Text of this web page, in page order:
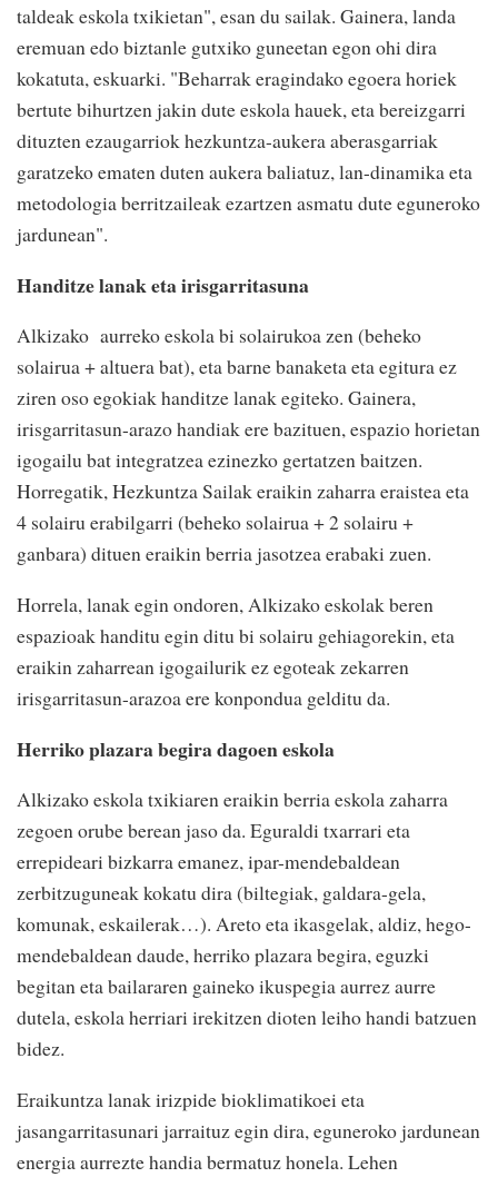
taldeak eskola txikietan", esan du sailak. Gainera, landa
eremuan edo biztanle gutxiko guneetan egon ohi dira
kokatuta, eskuarki. "Beharrak eragindako egoera horiek
bertute bihurtzen jakin dute eskola hauek, eta bereizgarri
dituzten ezaugarriok hezkuntza-aukera aberasgarriak
garatzeko ematen duten aukera baliatuz, lan-dinamika eta
metodologia berritzaileak ezartzen asmatu dute eguneroko
jardunean".
Handitze lanak eta irisgarritasuna
Alkizako aurreko eskola bi solairukoa zen (beheko
solairua + altuera bat), eta barne banaketa eta egitura ez
ziren oso egokiak handitze lanak egiteko. Gainera,
irisgarritasun-arazo handiak ere bazituen, espazio horietan
igogailu bat integratzea ezinezko gertatzen baitzen.
Horregatik, Hezkuntza Sailak eraikin zaharra eraistea eta
4 solairu erabilgarri (beheko solairua + 2 solairu +
ganbara) dituen eraikin berria jasotzea erabaki zuen.
Horrela, lanak egin ondoren, Alkizako eskolak beren
espazioak handitu egin ditu bi solairu gehiagorekin, eta
eraikin zaharrean igogailurik ez egoteak zekarren
irisgarritasun-arazoa ere konpondua gelditu da.
Herriko plazara begira dagoen eskola
Alkizako eskola txikiaren eraikin berria eskola zaharra
zegoen orube berean jaso da. Eguraldi txarrari eta
errepideari bizkarra emanez, ipar-mendebaldean
zerbitzuguneak kokatu dira (biltegiak, galdara-gela,
komunak, eskailerak…). Areto eta ikasgelak, aldiz, hego-
mendebaldean daude, herriko plazara begira, eguzki
begitan eta bailararen gaineko ikuspegia aurrez aurre
dutela, eskola herriari irekitzen dioten leiho handi batzuen
bidez.
Eraikuntza lanak irizpide bioklimatikoei eta
jasangarritasunari jarraituz egin dira, eguneroko jardunean
energia aurrezte handia bermatuz honela. Lehen